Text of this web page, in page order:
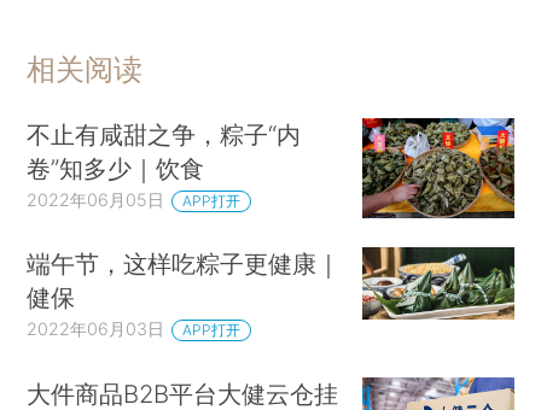
相关阅读
不止有咸甜之争，粽子“内
卷”知多少｜饮食
2022年06月05日 APP打开
端午节，这样吃粽子更健康｜
健保
2022年06月03日 APP打开
大件商品B2B平台大健云仓挂